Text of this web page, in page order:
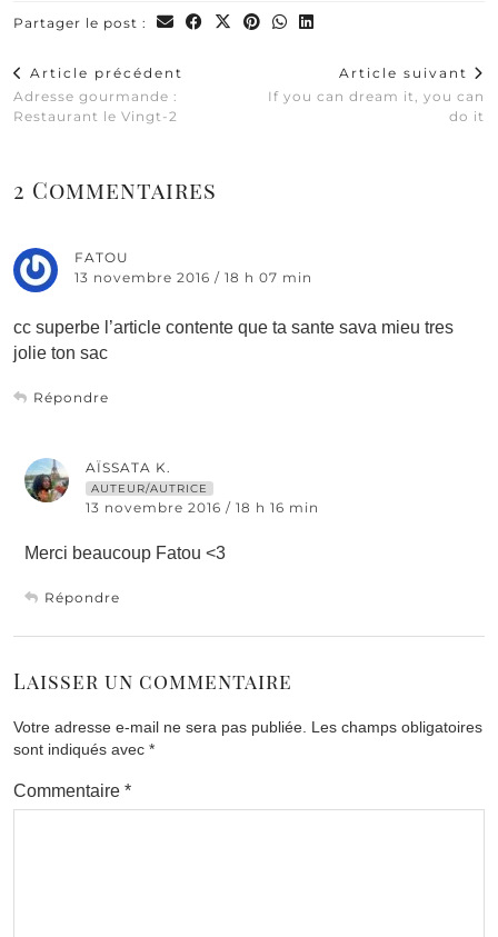
Partager le post :
Article précédent
Adresse gourmande :
Restaurant le Vingt-2
Article suivant
If you can dream it, you can
do it
2 Commentaires
FATOU
13 novembre 2016 / 18 h 07 min
cc superbe l’article contente que ta sante sava mieu tres
jolie ton sac
Répondre
AÏSSATA K.
AUTEUR/AUTRICE
13 novembre 2016 / 18 h 16 min
Merci beaucoup Fatou <3
Répondre
Laisser un commentaire
Votre adresse e-mail ne sera pas publiée. Les champs obligatoires
sont indiqués avec *
Commentaire *